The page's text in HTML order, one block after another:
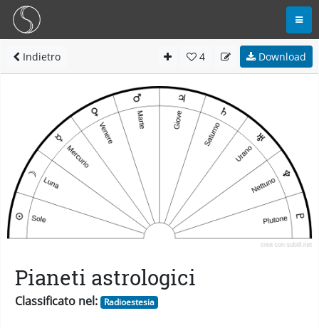
Indietro 4 Download
Pianeti astrologici
Classificato nel: Radioestesia